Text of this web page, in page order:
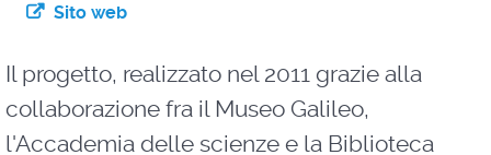
Sito web
Il progetto, realizzato nel 2011 grazie alla
collaborazione fra il Museo Galileo,
l'Accademia delle scienze e la Biblioteca